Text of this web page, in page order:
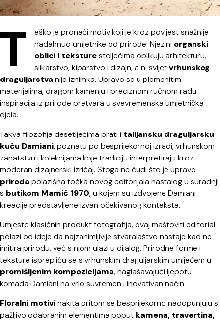
T
eško je pronaći motiv koji je kroz povijest snažnije
nadahnuo umjetnike od prirode. Njezini organski
oblici i teksturestoljećima oblikuju arhitekturu,
slikarstvo, kiparstvo i dizajn, a ni svijetvrhunskog
draguljarstva nije iznimka. Upravo se u plemenitim
materijalima, dragom kamenju i preciznom ručnom radu
inspiracija iz prirode pretvara u svevremenska umjetnička
djela.
Takva filozofija desetljećima prati i talijansku draguljarsku
kuću Damiani, poznatu po besprijekornoj izradi, vrhunskom
zanatstvu i kolekcijama koje tradiciju interpretiraju kroz
moderan dizajnerski izričaj. Stoga ne čudi što je upravo
priroda polazišna točka novog editorijala nastalog u suradnji
s butikom Mamić 1970, u kojem su izdvojene Damiani
kreacije predstavljene izvan očekivanog konteksta.
Umjesto klasičnih produkt fotografija, ovaj maštoviti editorial
polazi od ideje da najzanimljivije stvaralaštvo nastaje kad ne
imitira prirodu, već s njom ulazi u dijalog. Prirodne forme i
teksture isprepliću se s vrhunskim draguljarskim umijećem u
promišljenim kompozicijama, naglašavajući ljepotu
komada Damiani na vrlo suvremen i inovativan način.
Floralni motivinakita pritom se besprijekorno nadopunjuju s
pažljivo odabranim elementima poput kamena, travertina,